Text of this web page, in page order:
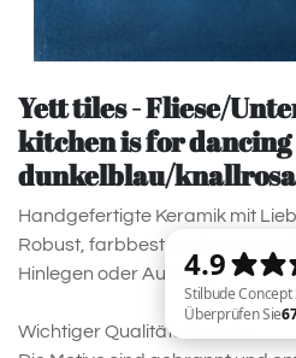
Yett tiles - Fliese/
kitchen is for dancing
dunkelblau/
Handgefertigte Keramik mit
Robust, farbbeständig und
Hinlegen oder Aufhängen
Wichtiger Qualitätshinweis: